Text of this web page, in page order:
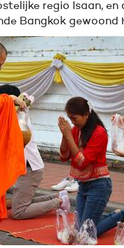
regio Isaan, en
Bangkok gewoond